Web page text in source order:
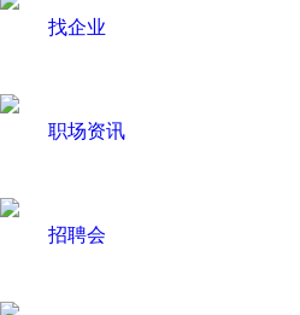
找企业
职场资讯
招聘会